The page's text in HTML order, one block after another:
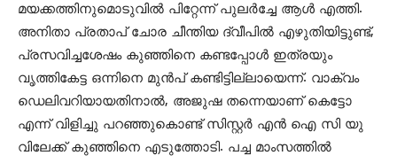
മയക്കത്തിനുമൊടുവിൽ പിറ്റേന്ന് പുലർച്ചേ ആൾ എത്തി.
അനിതാ പ്രതാപ് ചോര ചീന്തിയ ദ്വീപിൽ എഴുതിയിട്ടുണ്ട്,
പ്രസവിച്ചശേഷം കുഞ്ഞിനെ കണ്ടപ്പോൾ ഇത്രയും
വൃത്തികേട്ട ഒന്നിനെ മുൻപ് കണ്ടിട്ടില്ലായെന്ന്. വാക്വം
ഡെലിവറിയായതിനാൽ, അജുഷ തന്നെയാണ് കെട്ടോ
എന്ന് വിളിച്ചു പറഞ്ഞുകൊണ്ട് സിസ്റ്റർ എൻ ഐ സി യു
വിലേക്ക് കുഞ്ഞിനെ എടുത്തോടി. പച്ച മാംസത്തിൽ